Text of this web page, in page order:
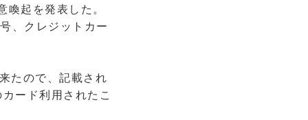
起を発表した。
、クレジットカー
たので、記載され
ード利用されたこ